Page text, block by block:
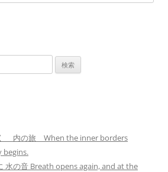
内の旅 When the inner borders
begins.
水の音 Breath opens again, and at the